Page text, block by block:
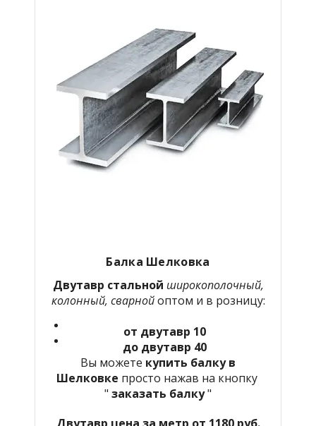
Балка Шелковка
Двутавр стальной широкополочный,
колонный, сварнойоптом и в розницу:
от двутавр 10
до двутавр 40
Вы можете купить балку в
Шелковке просто нажав на кнопку
" заказать балку"